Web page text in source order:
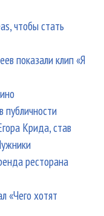
чтобы стать
показали клип «Я
публичности
Крида, став
ресторана
«Чего хотят